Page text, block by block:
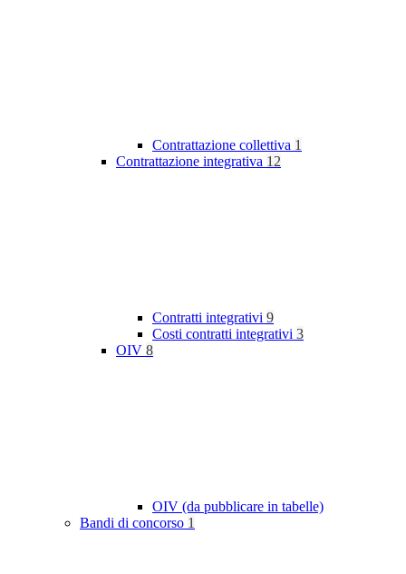
Contrattazione collettiva 1
Contrattazione integrativa 12
Contratti integrativi 9
Costi contratti integrativi 3
OIV 8
OIV (da pubblicare in tabelle)
Bandi di concorso 1